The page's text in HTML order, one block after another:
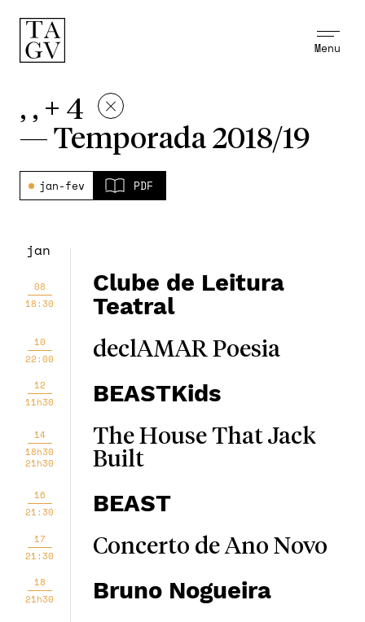
Menu
, , + 4
— Temporada 2018/19
jan-fev PDF
jan
08
18:30
Clube de Leitura
Teatral
10
22:00
declAMAR Poesia
12
11h30
BEASTKids
14
18h30
21h30
The House That Jack
Built
16
21:30
BEAST
17
21:30
Concerto de Ano Novo
18
21h30
Bruno Nogueira